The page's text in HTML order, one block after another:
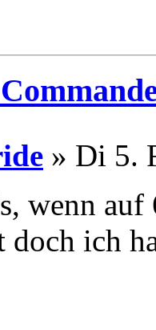
» Di 5.
wenn
doch ich